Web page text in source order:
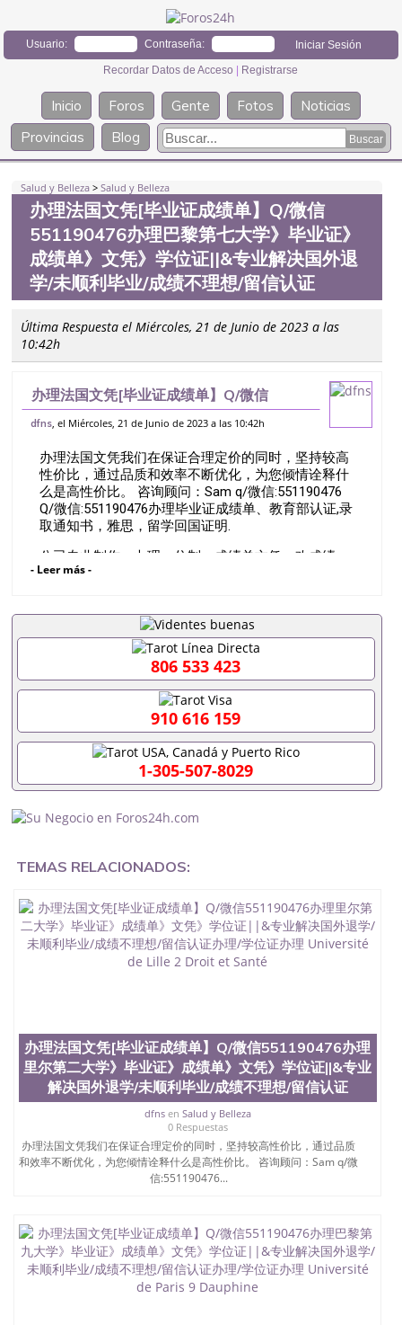
Usuario: Contraseña:
Recordar Datos de Acceso Registrarse
Inicio Foros Gente Fotos
Noticias
Provincias
Blog
Salud y Belleza >Salud y Belleza
办理法国文凭[毕业证成绩单】Q/微信
551190476办理巴黎第七大学》毕业证》
成绩单》文凭》学位证||&专业解决国外退
学/未顺利毕业/成绩不理想/留信认证
Última Respuesta el Miércoles, 21 de Junio de 2023 a las
10:42h
办理法国文凭[毕业证成绩单】Q/微信
551190476办理巴黎第七大学》毕业证》
学/未顺利毕业/成绩不理想/留信认证
dfns, el Miércoles, 21 de Junio de 2023 a las 10:42h
办理法国文凭我们在保证合理定价的同时，坚持较高
性价比，通过品质和效率不断优化，为您倾情诠释什
么是高性价比。 咨询顾问：Sam q/微信:551190476
Q/微信:551190476办理毕业证成绩单、教育部认证,录
取通知书，雅思，留学回国证明.
公司专业制作、办理、仿制、成绩单文凭、改成绩、
教育部学历学位认证、毕业证、成绩单、文凭、学历
证认证、留服认证、使馆认证、使馆证明、使馆留学
回国人员证明、留学生认证、学历认证、文凭认证学
位认证、留学生学历认证、留学生学位认证、英国文
凭学历、美国文凭学历、澳洲文凭学历、加拿大文凭
学历、新西兰学历认证等q:551190476 微信：
551190476 圣何塞州立大学毕业证（San Jose State
University）圣何塞州立大学毕业证（San Jose State
University）圣何塞州立大学毕业证（San Jose State
University）圣何塞州立大学成绩单（San Jose State
University）圣何塞州立大学成绩单（ San Jose State
University）圣何塞州立大学成绩单（San Jose State
University）成绩单圣何塞州立大学文凭（San Jose
State University）圣何塞州立大学（San Jose State
University）圣何塞州立大学（ San Jose State
University）圣何塞州立大学文凭（San Jose State
University）圣何塞州立大学文凭（San Jose State
University）文凭圣何塞州立大学文凭（San Jose
State University）圣何塞州立大学学历（ San Jose
State University）圣何塞州立大学学历（San Jose
University）圣何塞州立大学（San Jose State
University）圣何塞州立大学（San Jose State
University）圣何塞州立大学（San Jose State
University）圣何塞州立大学学位证（San Jose State
University）圣何塞州立大学学位证（San Jose State
University）圣何塞州立大学学位证（San Jose State
University）圣何塞州立大学（San Jose State
University）圣何塞州立大学（San Jose State
University）圣何塞州立大学（San Jose State
University）圣何塞州立大学（San Jose State
University）圣何塞州立大学结业证（San Jose State
University）圣何塞州立大学结业证（San Jose State
University）圣何塞州立大学结业证（San Jose State
University）圣何塞州立大学学位证（San Jose State
- Leer más -
806 533 423
910 616 159
1-305-507-8029
TEMAS RELACIONADOS:
办理法国文凭[毕业证成绩单】Q/微信551190476办理
里尔第二大学》毕业证》成绩单》文凭》学位证||&专业
解决国外退学/未顺利毕业/成绩不理想/留信认证
dfnsen Salud y Belleza
0 Respuestas
办理法国文凭我们在保证合理定价的同时，坚持较高性价比，通过品质
和效率不断优化，为您倾情诠释什么是高性价比。 咨询顾问：Sam q/微
信:551190476...